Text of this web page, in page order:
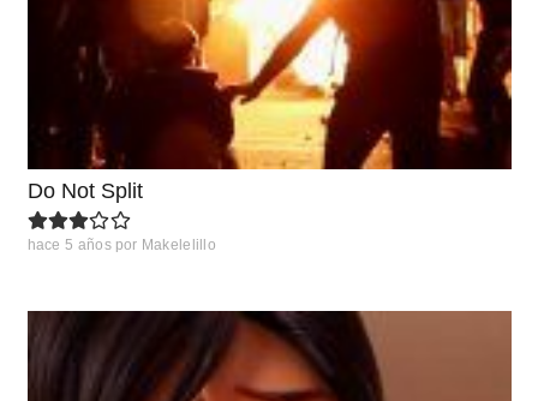
Do Not Split
hace 5 años por Makelelillo